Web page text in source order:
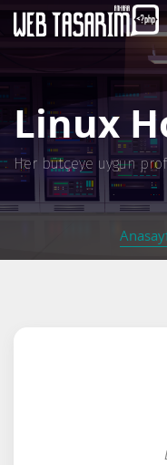
Linux
Her bütçeye uygun